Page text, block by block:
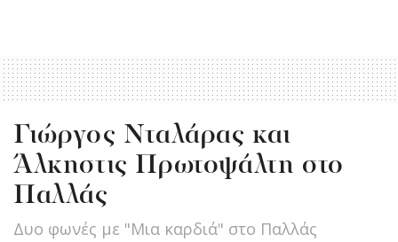
Γιώργος Νταλάρας και
Άλκηστις Πρωτοψάλτη στο
Παλλάς
Δυο φωνές με "Μια καρδιά" στο Παλλάς